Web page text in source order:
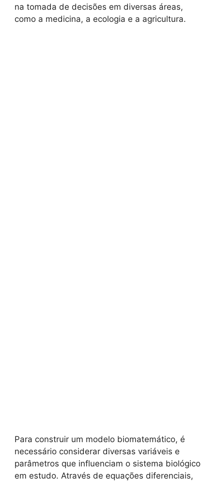
na tomada de decisões em diversas áreas,
como a medicina, a ecologia e a agricultura.
Para construir um modelo biomatemático, é
necessário considerar diversas variáveis e
parâmetros que influenciam o sistema biológico
em estudo. Através de equações diferenciais,